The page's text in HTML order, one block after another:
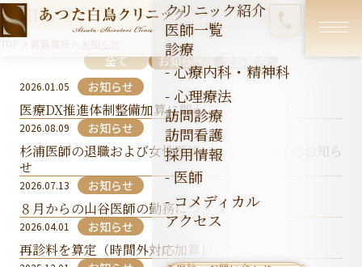
クリニック紹介
医師一覧
診療
- 心療内科・精神科
- 心理療法
訪問診療
訪問看護
採用情報
- 医師
- コメディカル
アクセス
お知らせ
TOP
全て お知らせ 受診案内
2026.01.05 お知らせ
医療DX推進体制整備加算に関わる掲示について
2026.08.09 お知らせ
杉浦医師の退職および女性医師による診療終了のお知ら
せ
2026.07.13 お知らせ
８月からの山谷医師の勤務につきまして
2026.04.01 お知らせ
再診料を算定（時間外対応加算1）について